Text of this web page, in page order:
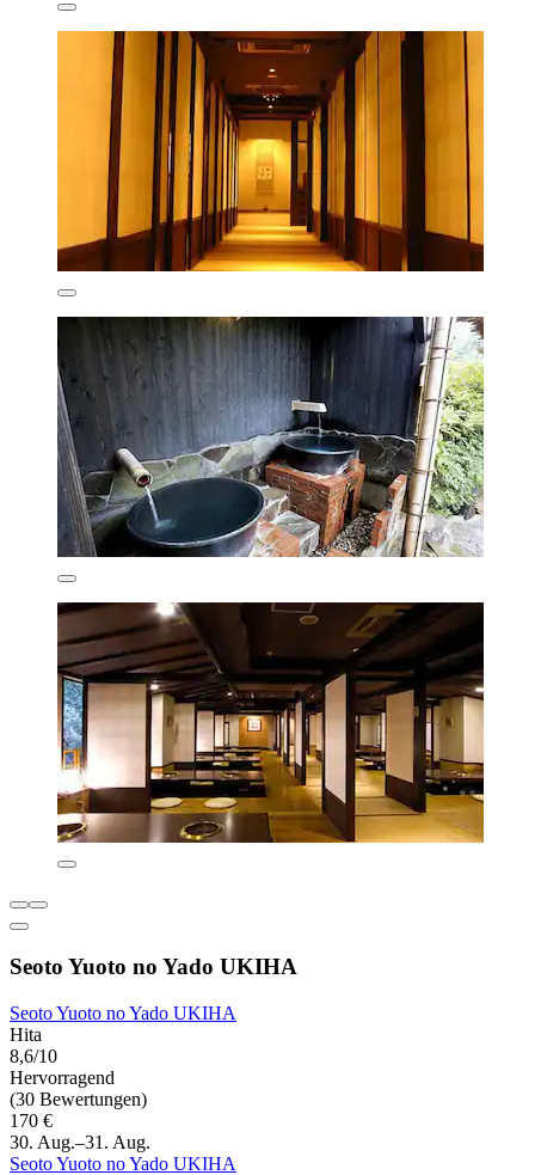
Seoto Yuoto no Yado UKIHA
Seoto Yuoto no Yado UKIHA
Hita
8,6/10
Hervorragend
(30 Bewertungen)
170 €
30. Aug.–31. Aug.
Seoto Yuoto no Yado UKIHA